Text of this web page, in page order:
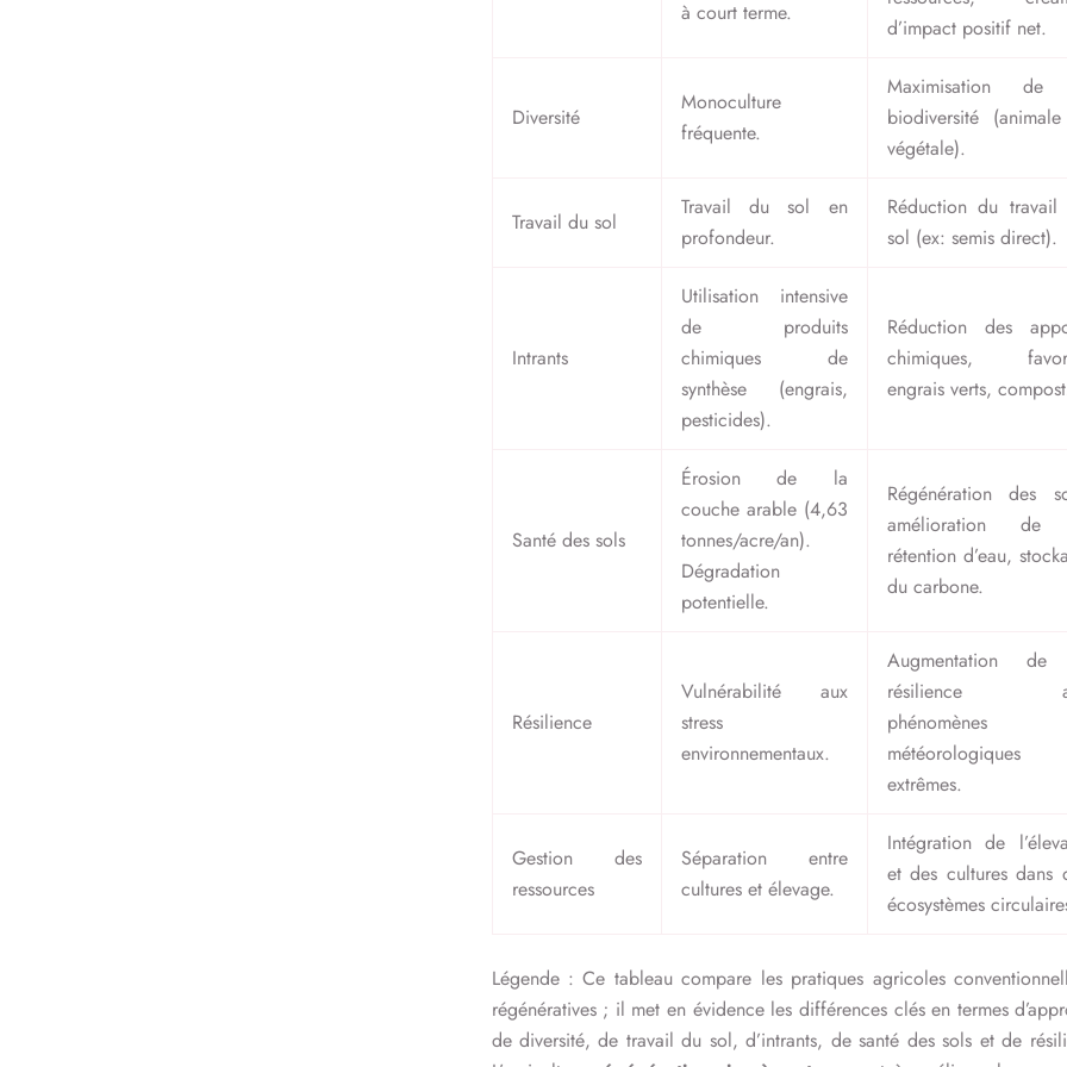
à court terme.
d’impact positif net.
Diversité
Monoculture
fréquente.
Maximisation
biodiversité
végétale).
Travail du sol
Travail du sol en
profondeur.
Réduction du travail
sol (ex: semis direct).
Intrants
Utilisation intensive
de produits
chimiques de
synthèse (engrais,
pesticides).
Réduction des
chimiques,
engrais verts,
Santé des sols
Érosion de la
couche arable (4,63
tonnes/acre/an).
Dégradation
potentielle.
Régénération des
amélioration de
rétention d’eau,
du carbone.
Résilience
Vulnérabilité aux
stress
environnementaux.
Augmentation
résilience
phénomènes
météorologiques
extrêmes.
Gestion des
ressources
Séparation entre
cultures et élevage.
Intégration de
et des cultures dans
écosystèmes
Légende : Ce tableau compare les pratiques agricoles
régénératives ; il met en évidence les différences clés en termes
de diversité, de travail du sol, d’intrants, de santé des sols et de